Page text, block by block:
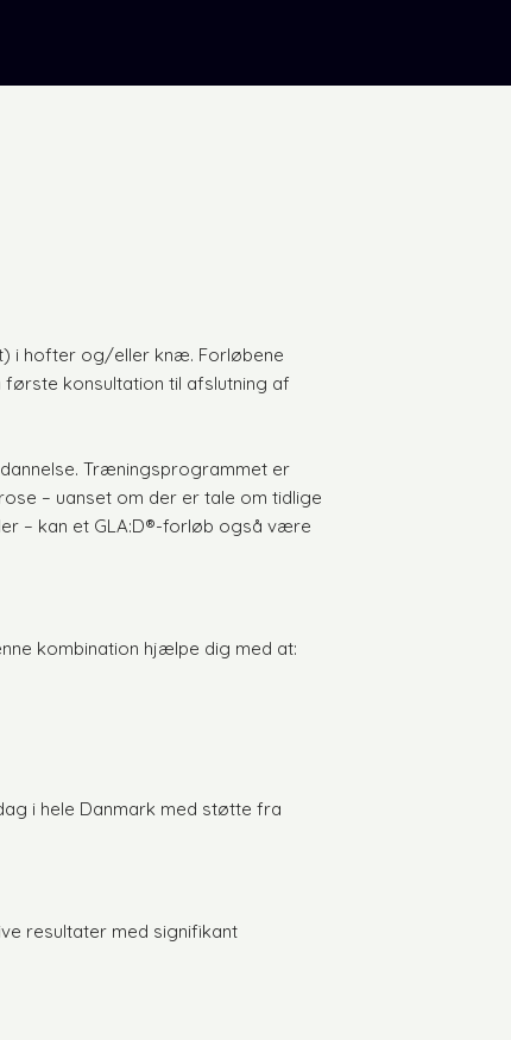
i hofter og/eller knæ. Forløbene
konsultation til afslutning af
Træningsprogrammet er
– uanset om der er tale om tidlige
– kan et GLA:D®-forløb også være
kombination hjælpe dig med at:
i hele Danmark med støtte fra
resultater med signifikant